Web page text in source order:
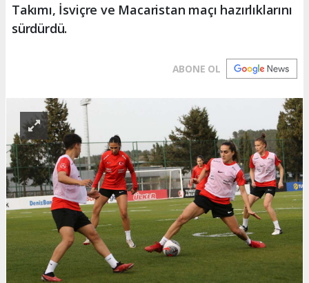
Takımı, İsviçre ve Macaristan maçı hazırlıklarını
sürdürdü.
ABONE OL